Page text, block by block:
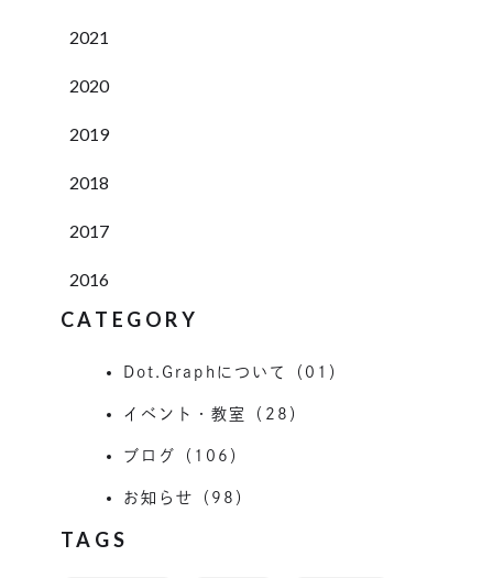
2021
2020
2019
2018
2017
2016
CATEGORY
Dot.Graphについて（01）
イベント・教室（28）
ブログ（106）
お知らせ（98）
TAGS